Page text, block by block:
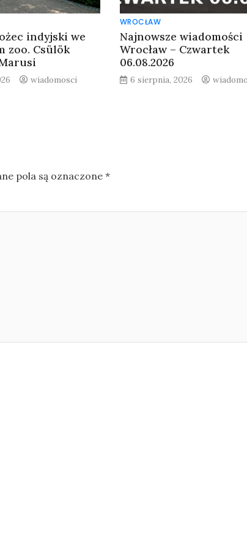
indyjski we
zoo. Csülök
wiadomosci
WROCŁAW
Najnowsze wiadomości
Wrocław – Czwartek
06.08.2026
6 sierpnia, 2026
pola są oznaczone*